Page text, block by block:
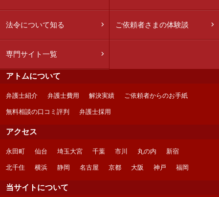
法令について知る ご依頼者さまの体験談
専門サイト一覧
アトムについて
弁護士紹介 弁護士費用 解決実績 ご依頼者からのお手紙
無料相談の口コミ評判 弁護士採用
アクセス
永田町 仙台 埼玉大宮 千葉 市川 丸の内 新宿
北千住 横浜 静岡 名古屋 京都 大阪 神戸 福岡
当サイトについて